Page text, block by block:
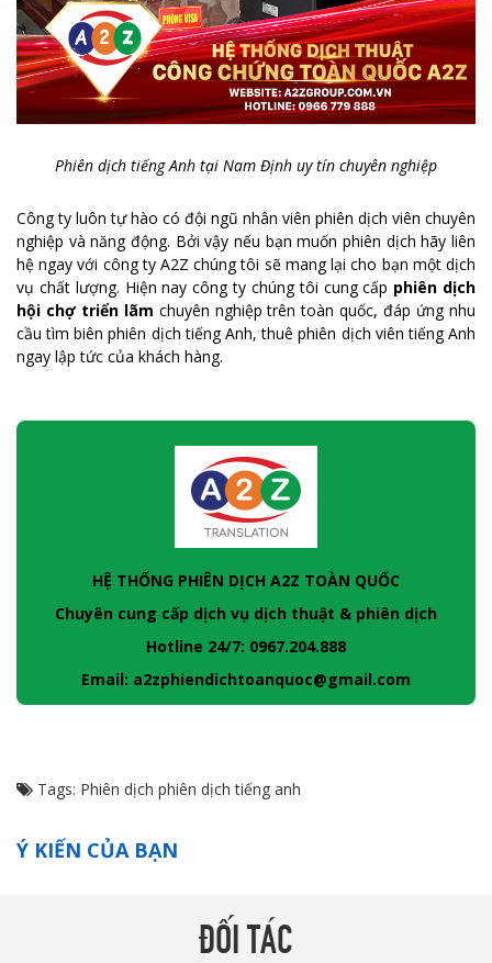
Phiên dịch tiếng Anh tại Nam Định uy tín chuyên nghiệp
Công ty luôn tự hào có đội ngũ nhân viên phiên dịch viên chuyên
nghiệp và năng động. Bởi vậy nếu bạn muốn phiên dịch hãy liên
hệ ngay với công ty A2Z chúng tôi sẽ mang lại cho bạn một dịch
vụ chất lượng. Hiện nay công ty chúng tôi cung cấp phiên dịch
hội chợ triển lãm chuyên nghiệp trên toàn quốc, đáp ứng nhu
cầu tìm biên phiên dịch tiếng Anh, thuê phiên dịch viên tiếng Anh
ngay lập tức của khách hàng.
HỆ THỐNG PHIÊN DỊCH A2Z TOÀN QUỐC
Chuyên cung cấp dịch vụ dịch thuật & phiên dịch
Hotline 24/7: 0967.204.888
Email: a2zphiendichtoanquoc@gmail.com
Tags: Phiên dịch phiên dịch tiếng anh
Ý KIẾN CỦA BẠN
ĐỐI TÁC